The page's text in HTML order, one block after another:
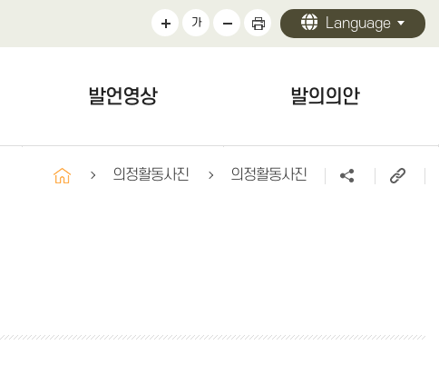
가 Language
발언영상
발언영상
발의의안
발의의안
의정활동사진 의정활동사진